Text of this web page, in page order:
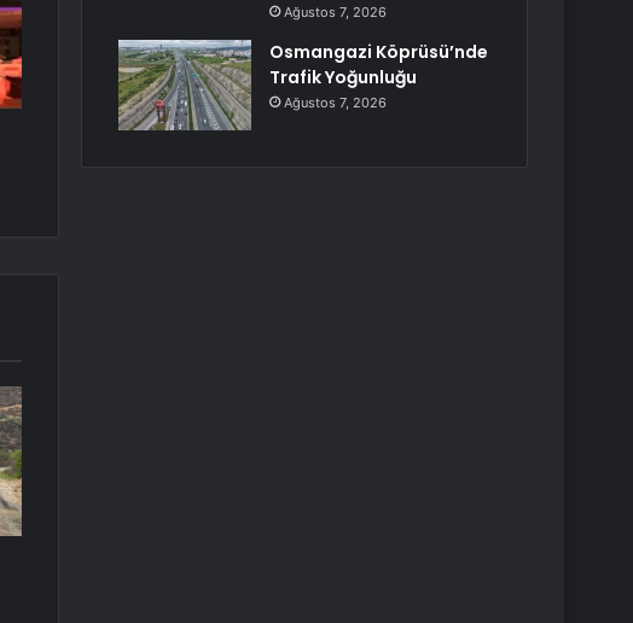
Ağustos 7, 2026
Osmangazi Köprüsü’nde
Trafik Yoğunluğu
Ağustos 7, 2026